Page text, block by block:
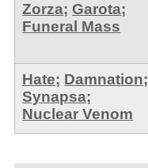
Zorza;Garota;
Funeral Mass
Hate; Damnation;
Synapsa;
Nuclear Venom